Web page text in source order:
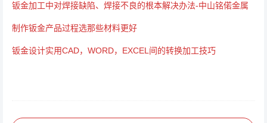
钣金加工中对焊接缺陷、焊接不良的根本解决办法-中山铭偌金属
制作钣金产品过程选那些材料更好
钣金设计实用CAD，WORD，EXCEL间的转换加工技巧